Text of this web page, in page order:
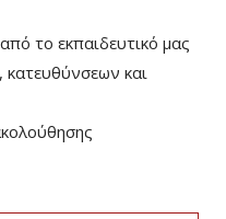
το εκπαιδευτικό μας
και